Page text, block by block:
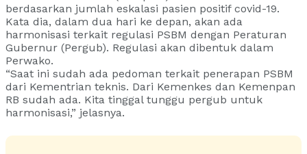
berdasarkan jumlah eskalasi pasien positif covid-19.
Kata dia, dalam dua hari ke depan, akan ada
harmonisasi terkait regulasi PSBM dengan Peraturan
Gubernur (Pergub). Regulasi akan dibentuk dalam
Perwako.
“Saat ini sudah ada pedoman terkait penerapan PSBM
dari Kementrian teknis. Dari Kemenkes dan Kemenpan
RB sudah ada. Kita tinggal tunggu pergub untuk
harmonisasi,” jelasnya.